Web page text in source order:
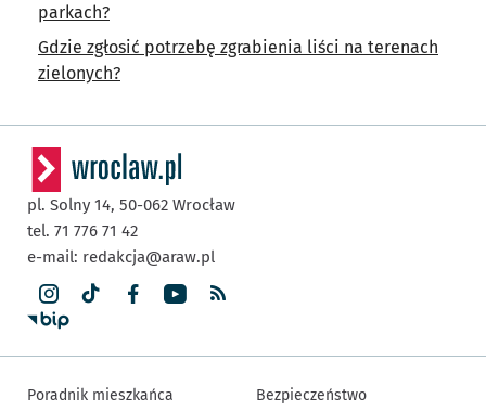
parkach?
Gdzie zgłosić potrzebę zgrabienia liści na terenach
zielonych?
pl. Solny 14, 50-062 Wrocław
tel. 71 776 71 42
e-mail: redakcja@araw.pl
Poradnik mieszkańca Bezpieczeństwo